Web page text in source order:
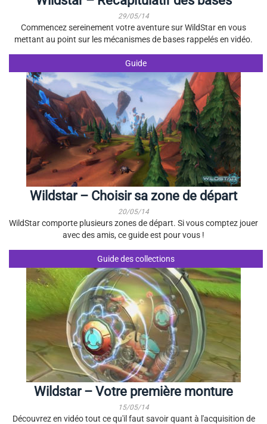
29/05/14
Commencez sereinement votre aventure sur WildStar en vous
mettant au point sur les mécanismes de bases rappelés en vidéo.
Guide
Wildstar – Choisir sa zone de départ
20/05/14
WildStar comporte plusieurs zones de départ. Si vous comptez jouer
avec des amis, ce guide est pour vous !
Guide des collections
Wildstar – Votre première monture
15/05/14
Découvrez en vidéo tout ce qu'il faut savoir quant à l'acquisition de